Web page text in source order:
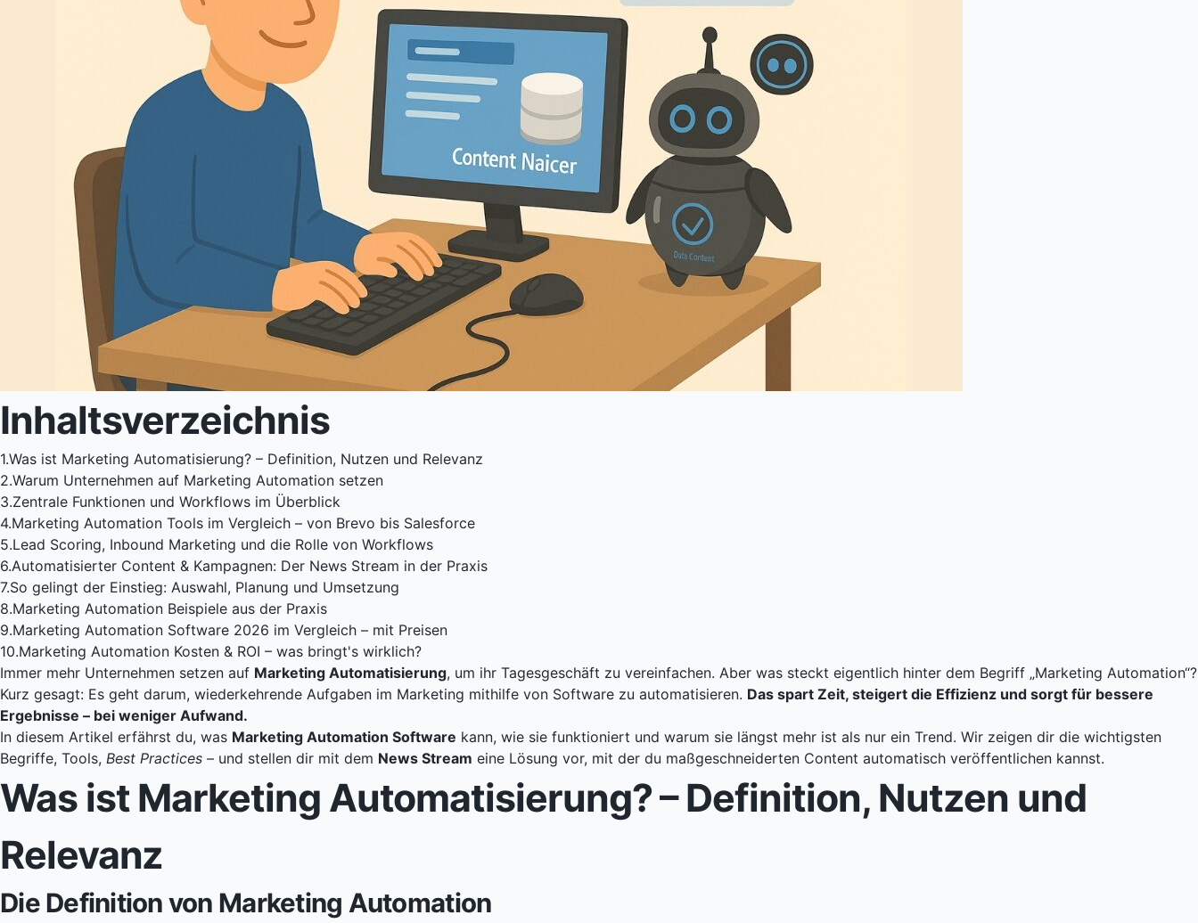
Inhaltsverzeichnis
1.Was ist Marketing Automatisierung? – Definition, Nutzen und Relevanz
2.Warum Unternehmen auf Marketing Automation setzen
3.Zentrale Funktionen und Workflows im Überblick
4.Marketing Automation Tools im Vergleich – von Brevo bis Salesforce
5.Lead Scoring, Inbound Marketing und die Rolle von Workflows
6.Automatisierter Content & Kampagnen: Der News Stream in der Praxis
7.So gelingt der Einstieg: Auswahl, Planung und Umsetzung
8.Marketing Automation Beispiele aus der Praxis
9.Marketing Automation Software 2026 im Vergleich – mit Preisen
10.Marketing Automation Kosten & ROI – was bringt's wirklich?
Immer mehr Unternehmen setzen auf Marketing Automatisierung, um ihr Tagesgeschäft zu vereinfachen. Aber was steckt eigentlich hinter dem Begriff „Marketing Automation“?
Kurz gesagt: Es geht darum, wiederkehrende Aufgaben im Marketing mithilfe von Software zu automatisieren. Das spart Zeit, steigert die Effizienz und sorgt für bessere
Ergebnisse – bei weniger Aufwand.
In diesem Artikel erfährst du, was Marketing Automation Software kann, wie sie funktioniert und warum sie längst mehr ist als nur ein Trend. Wir zeigen dir die wichtigsten
Begriffe, Tools, Best Practices – und stellen dir mit dem News Stream eine Lösung vor, mit der du maßgeschneiderten Content automatisch veröffentlichen kannst.
Was ist Marketing Automatisierung? – Definition, Nutzen und
Relevanz
Die Definition von Marketing Automation